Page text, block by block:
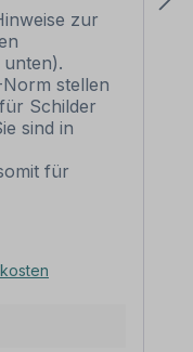
zur
stellen
Schilder
sind in
für
Schildern mit
zwei
dieser